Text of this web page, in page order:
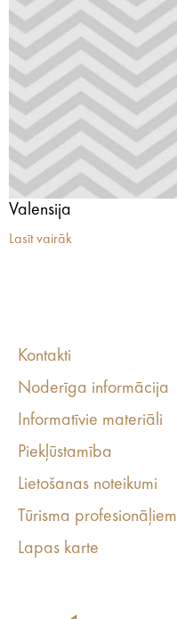
Valensija
Lasīt vairāk
Kontakti
Noderīga informācija
Informatīvie materiāli
Piekļūstamība
Lietošanas noteikumi
Tūrisma profesionāļiem
Lapas karte